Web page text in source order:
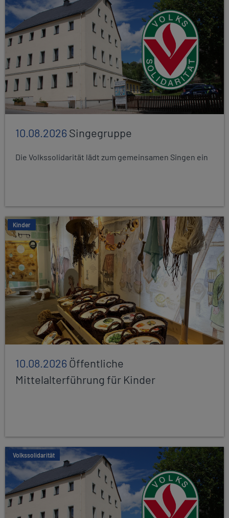
10.08.2026Singegruppe
Die Volkssolidarität lädt zum gemeinsamen Singen ein
Kinder
10.08.2026Öffentliche
Mittelalterführung für Kinder
Volkssolidarität